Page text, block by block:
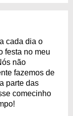
cada dia o
festa no meu
não
fazemos de
parte das
comecinho